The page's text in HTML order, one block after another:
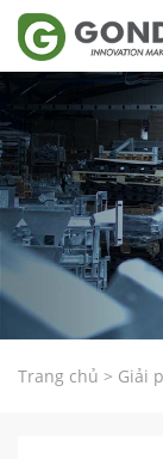
Trang chủ > Giải